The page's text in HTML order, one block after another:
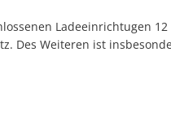
Ladeeinrichtugen 12
Des Weiteren ist